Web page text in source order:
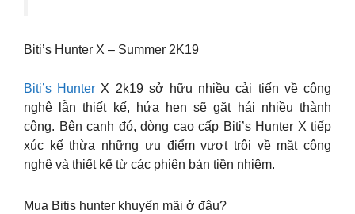
Biti’s Hunter X – Summer 2K19
Biti’s Hunter X 2k19 sở hữu nhiều cải tiến về công
nghệ lẫn thiết kế, hứa hẹn sẽ gặt hái nhiều thành
công. Bên cạnh đó, dòng cao cấp Biti’s Hunter X tiếp
xúc kế thừa những ưu điểm vượt trội về mặt công
nghệ và thiết kế từ các phiên bản tiền nhiệm.
Mua Bitis hunter khuyến mãi ở đâu?